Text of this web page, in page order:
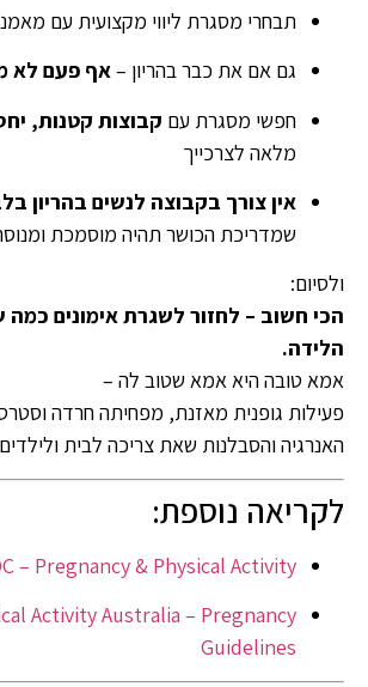
תבחרי מסגרת ליווי מקצועית עם
גם אם את כבר בהריון –אף פעם לא
חפשי מסגרת עם קבוצות קטנות,
מלאה לצרכייך
אין צורך בקבוצה לנשים בהריון
שמדריכת הכושר תהיה מוסמכת ומנוסה
ולסיום:
הכי חשוב – לחזור לשגרת אימונים כמה
הלידה.
אמא טובה היא אמא שטוב לה –
פעילות גופנית מאזנת, מפחיתה חרדה
האנרגיה והסבלנות שאת צריכה לבית
לקריאה נוספת:
– Pregnancy & Physical Activity
Activity Australia – Pregnancy
Guidelines